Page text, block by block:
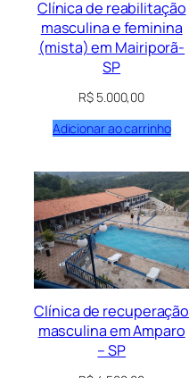
Clínica de reabilitação
masculina e feminina
(mista) em Mairiporã-
SP
R$ 5.000,00
Adicionar ao carrinho
Clínica de recuperação
masculina em Amparo
– SP